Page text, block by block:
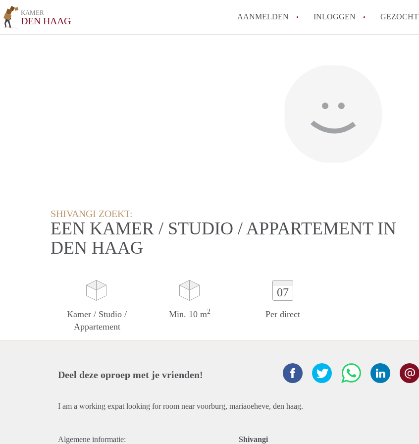
KAMER
DEN HAAG AANMELDEN INLOGGEN GEZOCHT
SHIVANGI ZOEKT:
EEN KAMER / STUDIO / APPARTEMENT IN
DEN HAAG
Kamer / Studio /
Appartement
Min. 10 m2
07
Per direct
Deel deze oproep met je vrienden!
I am a working expat looking for room near voorburg, mariaoeheve, den haag.
Algemene informatie: Shivangi